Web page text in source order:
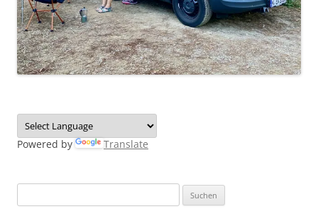
Powered by Translate
nach: